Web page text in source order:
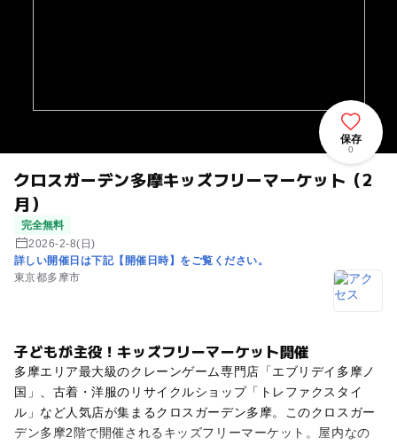
クロスガーデン多摩キッズフリーマーケット（2
月）
完全無料
2026-2-8(日)
詳しい開催日は下記【開催日時】をご覧ください。
東京都多摩市
保存
0
子どもが主役！キッズフリーマーケット開催
多摩エリア最大級のクレーンゲーム専門店「エブリデイ多摩ノ
国」、古着・洋服のリサイクルショップ「トレファクスタイ
ル」など人気店が集まるクロスガーデン多摩。このクロスガー
デン多摩2階で開催されるキッズフリーマーケット。屋内なの